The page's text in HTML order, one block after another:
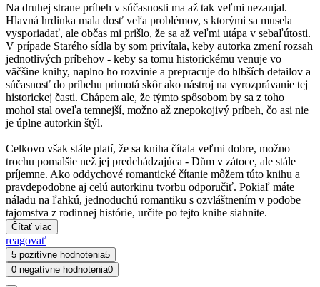
Na druhej strane príbeh v súčasnosti ma až tak veľmi nezaujal.
Hlavná hrdinka mala dosť veľa problémov, s ktorými sa musela
vysporiadať, ale občas mi prišlo, že sa až veľmi utápa v sebaľútosti.
V prípade Starého sídla by som privítala, keby autorka zmení rozsah
jednotlivých príbehov - keby sa tomu historickému venuje vo
väčšine knihy, naplno ho rozvinie a prepracuje do hlbších detailov a
súčasnosť do príbehu primotá skôr ako nástroj na vyrozprávanie tej
historickej časti. Chápem ale, že týmto spôsobom by sa z toho
mohol stal oveľa temnejší, možno až znepokojivý príbeh, čo asi nie
je úplne autorkin štýl.
Celkovo však stále platí, že sa kniha čítala veľmi dobre, možno
trochu pomalšie než jej predchádzajúca - Dům v zátoce, ale stále
príjemne. Ako oddychové romantické čítanie môžem túto knihu a
pravdepodobne aj celú autorkinu tvorbu odporučiť. Pokiaľ máte
náladu na ľahkú, jednoduchú romantiku s ozvláštnením v podobe
tajomstva z rodinnej histórie, určite po tejto knihe siahnite.
Čítať viac
reagovať
5 pozitívne hodnotenia5
0 negatívne hodnotenia0